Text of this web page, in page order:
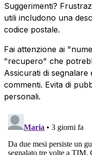
Suggerimenti?
utili includono una
codice postale.
Fai attenzione ai
"recupero" che
Assicurati di
commenti. Evita di
personali.